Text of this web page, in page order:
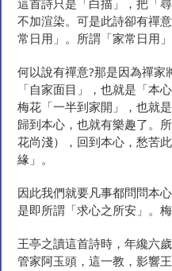
這首詩只是「白描」，把「
不加渲染。可是此詩卻有禪
常日用」。所謂「家常日用
何以說有禪意?那是因為禪家
「自家面目」，也就是「本
梅花「一半到家開」，也就
歸到本心，也就有樂趣了。
花尚淺），回到本心，愁苦
緣」。
因此我們就要凡事都問問本
是即所謂「求心之所安」。
王亭之讀這首詩時，年纔六
管家阿玉頭，這一教，影響